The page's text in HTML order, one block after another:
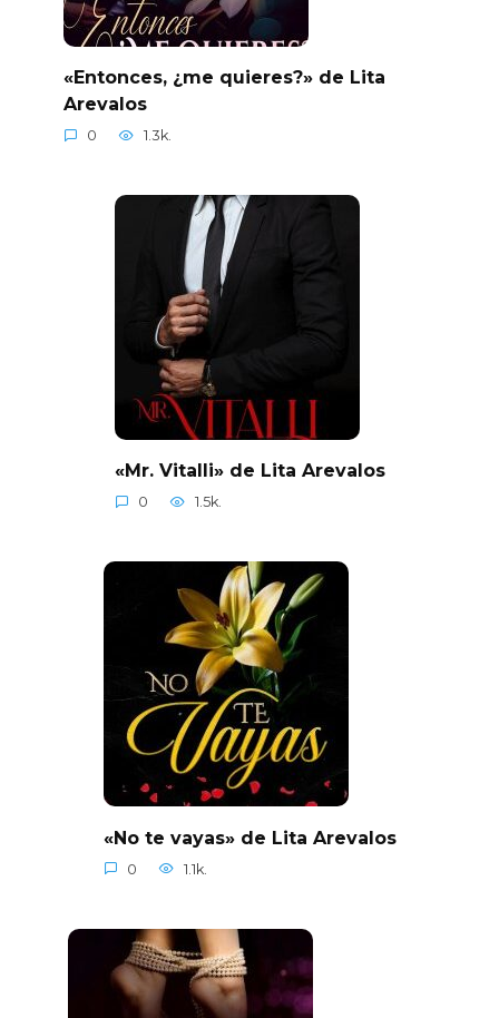
«Entonces, ¿me quieres?» de Lita
Arevalos
0 1.3k.
«Mr. Vitalli» de Lita Arevalos
0 1.5k.
«No te vayas» de Lita Arevalos
0 1.1k.